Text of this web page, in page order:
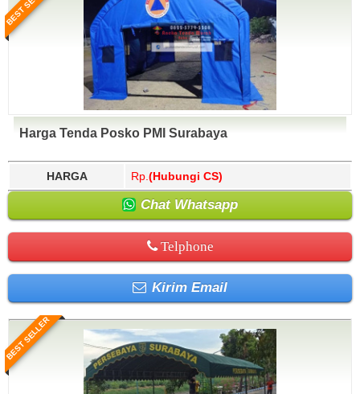
Harga Tenda Posko PMI Surabaya
HARGA Rp. (Hubungi CS)
Chat Whatsapp
Telphone
Kirim Email
BEST SELLER